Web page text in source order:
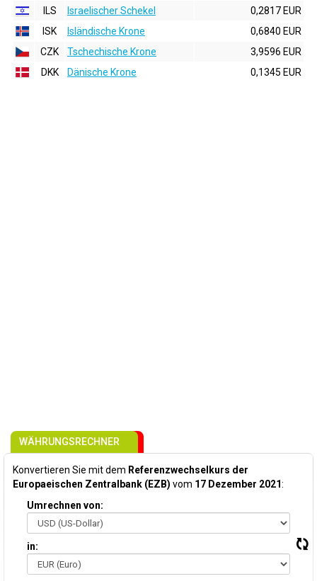
ILS
Israelischer Schekel
0,2817 EUR
ISK
Isländische Krone
0,6840 EUR
CZK
Tschechische Krone
3,9596 EUR
DKK
Dänische Krone 0,1345 EUR
WÄHRUNGSRECHNER
Konvertieren Sie mit dem Referenzwechselkurs der
Europaeischen Zentralbank (EZB) vom 17 Dezember 2021:
Umrechnen von:
in: